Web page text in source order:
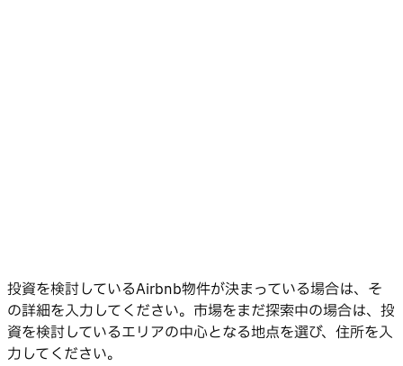
投資を検討しているAirbnb物件が決まっている場合は、そ
の詳細を入力してください。市場をまだ探索中の場合は、投
資を検討しているエリアの中心となる地点を選び、住所を入
力してください。